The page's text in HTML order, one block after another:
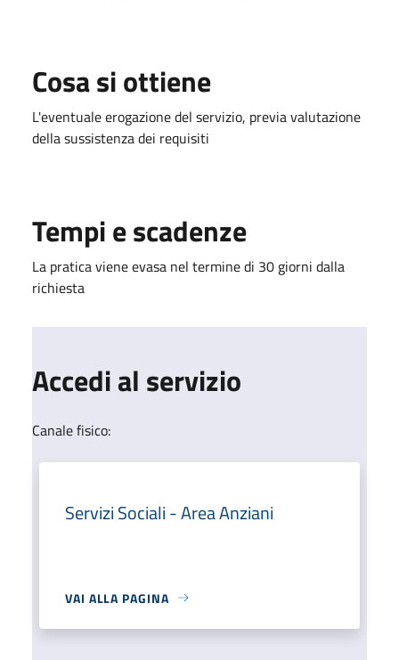
Cosa si ottiene
L'eventuale erogazione del servizio, previa valutazione
della sussistenza dei requisiti
Tempi e scadenze
La pratica viene evasa nel termine di 30 giorni dalla
richiesta
Accedi al servizio
Canale fisico:
Servizi Sociali - Area Anziani
VAI ALLA PAGINA